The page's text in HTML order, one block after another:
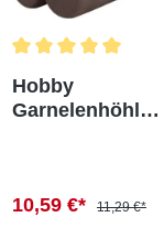
Hobby
Garnelenhöhle
10,59 €*
11,29 €*